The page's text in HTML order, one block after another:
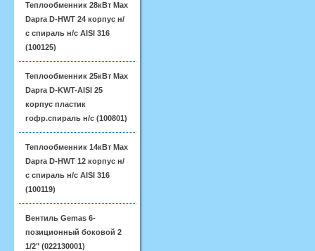
Теплообменник 28кВт Max
Dapra D-HWT 24 корпус н/
с спираль н/с AISI 316
(100125)
Теплообменник 25кВт Max
Dapra D-KWT-AISI 25
корпус пластик
гофр.спираль н/с (100801)
Теплообменник 14кВт Max
Dapra D-HWT 12 корпус н/
с спираль н/с AISI 316
(100119)
Вентиль Gemas 6-
позиционный боковой 2
1/2" (022130001)